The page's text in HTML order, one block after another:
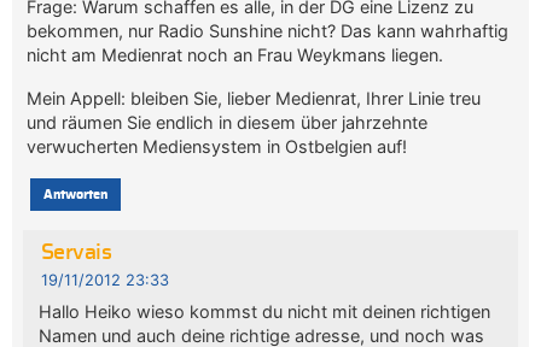
Frage: Warum schaffen es alle, in der DG eine Lizenz zu
bekommen, nur Radio Sunshine nicht? Das kann wahrhaftig
nicht am Medienrat noch an Frau Weykmans liegen.
Mein Appell: bleiben Sie, lieber Medienrat, Ihrer Linie treu
und räumen Sie endlich in diesem über jahrzehnte
verwucherten Mediensystem in Ostbelgien auf!
Antworten
Servais
19/11/2012 23:33
Hallo Heiko wieso kommst du nicht mit deinen richtigen
Namen und auch deine richtige adresse, und noch was